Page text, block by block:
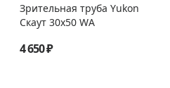
Зрительная труба Yukon
Скаут 30х50 WА
4 650 ₽